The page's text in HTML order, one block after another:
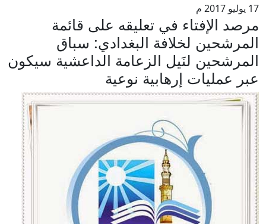
17 يوليو 2017 م
مرصد الإفتاء في تعليقه على قائمة
المرشحين لخلافة البغدادي: سباق
المرشحين لنَيل الزعامة الداعشية سيكون
عبر عمليات إرهابية نوعية